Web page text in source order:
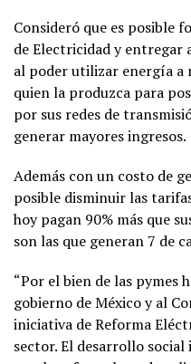
Consideró que es posible
de Electricidad y entregar
al poder utilizar energía
quien la produzca para
por sus redes de
generar mayores ingresos.
Además con un costo de
posible disminuir las
hoy pagan 90% más que
son las que generan 7 de
“Por el bien de las pymes
gobierno de México y al
iniciativa de Reforma
sector. El desarrollo